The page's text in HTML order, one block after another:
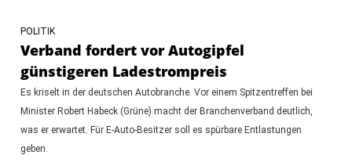
POLITIK
Verband fordert vor Autogipfel
günstigeren Ladestrompreis
Es kriselt in der deutschen Autobranche. Vor einem Spitzentreffen bei
Minister Robert Habeck (Grüne) macht der Branchenverband deutlich,
was er erwartet. Für E-Auto-Besitzer soll es spürbare Entlastungen
geben.